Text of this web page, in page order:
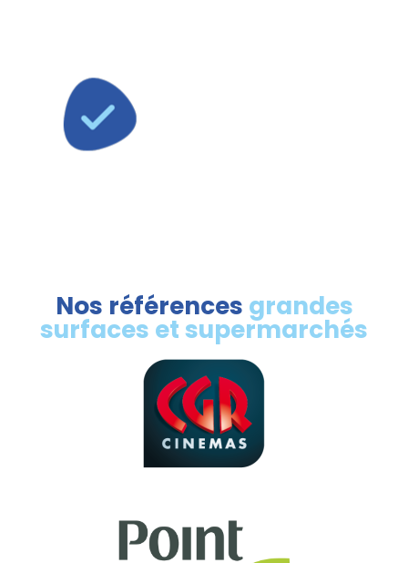
Nos références grandes
surfaces et supermarchés